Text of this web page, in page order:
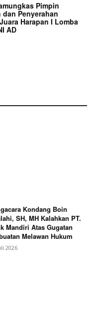
Pimpin
dan Penyerahan
Harapan I Lomba
AD
Kondang Boin
SH, MH Kalahkan PT.
Mandiri Atas Gugatan
Melawan Hukum
2026